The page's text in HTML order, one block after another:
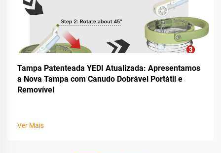
Tampa Patenteada YEDI Atualizada: Apresentamos
a Nova Tampa com Canudo Dobrável Portátil e
Removível
Ver Mais